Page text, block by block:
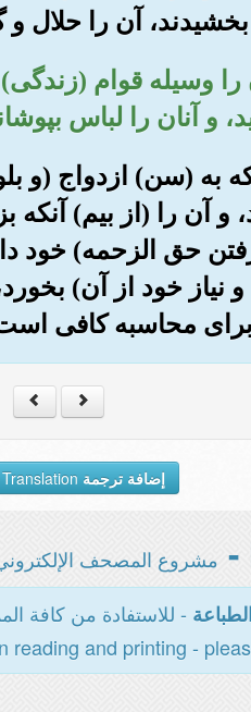
آن را حلال و
را وسیله قوام
و آنان را لباس
که به (سن)
و آن را (از بیم)
حق الزحمه) خود
خود از آن)
برای محاسبه کافی
إضافة ترجمة
مشروع المصحف
- للاستفادة من كافة
reading and printing -